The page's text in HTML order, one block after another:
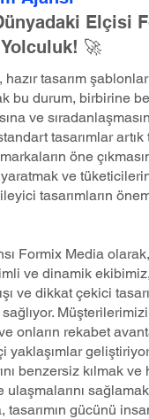
Elçisi
🚀
tasarım
bu durum, birbirine
ve
tasarımlar
öne
yaratmak ve
tasarımların
Formix Media
ve dinamik
ve dikkat çekici
sağlıyor.
onların rekabet
yaklaşımlar
benzersiz kılmak ve
tasarımın gücünü